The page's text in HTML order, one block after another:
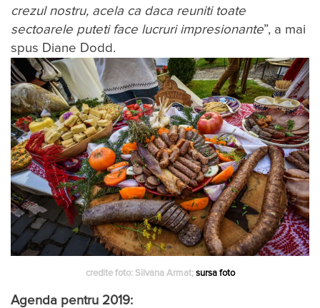
crezul nostru, acela ca daca reuniti toate
sectoarele puteti face lucruri impresionante”, a mai
spus Diane Dodd.
credite foto: Silvana Armat; sursa foto
Agenda pentru 2019: